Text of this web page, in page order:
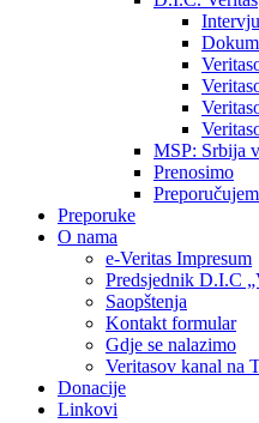
MSP: Srbija
Prenosimo
Preporuke
O nama
e-Veritas Impresum
Predsjednik D.I.C
Saopštenja
Kontakt formular
Gdje se nalazimo
Veritasov kanal na
Donacije
Linkovi